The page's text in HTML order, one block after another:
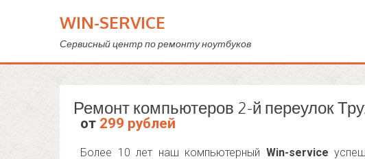
WIN-SERVICE
Сервисный центр по ремонту ноутбуков
Ремонт компьютеров 2-й переулок
от 299 рублей
Более 10 лет наш компьютерный Win-service